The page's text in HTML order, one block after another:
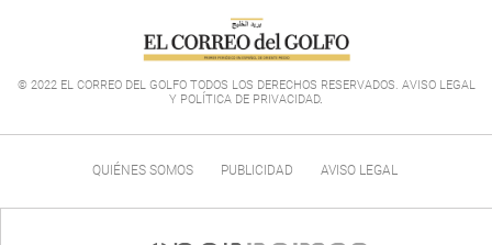
© 2022 EL CORREO DEL GOLFO TODOS LOS DERECHOS RESERVADOS. AVISO LEGAL
Y POLÍTICA DE PRIVACIDAD.
QUIÉNES SOMOS PUBLICIDAD AVISO LEGAL